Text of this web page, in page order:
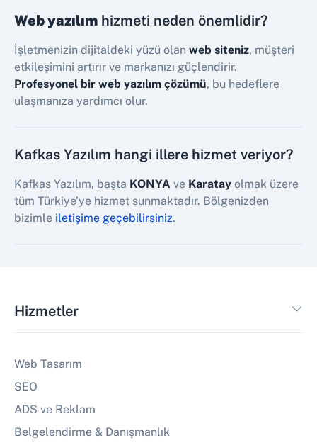
Web yazılım hizmeti neden önemlidir?
İşletmenizin dijitaldeki yüzü olan web siteniz, müşteri
etkileşimini artırır ve markanızı güçlendirir.
Profesyonel bir web yazılım çözümü, bu hedeflere
ulaşmanıza yardımcı olur.
Kafkas Yazılım hangi illere hizmet veriyor?
Kafkas Yazılım, başta KONYA ve Karatay olmak üzere
tüm Türkiye'ye hizmet sunmaktadır. Bölgenizden
bizimle iletişime geçebilirsiniz.
Hizmetler
Web Tasarım
SEO
ADS ve Reklam
Belgelendirme & Danışmanlık